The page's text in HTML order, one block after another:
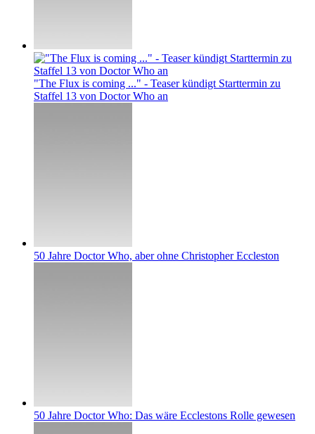
"The Flux is coming ..." - Teaser kündigt Starttermin zu
Staffel 13 von Doctor Who an
50 Jahre Doctor Who, aber ohne Christopher Eccleston
50 Jahre Doctor Who: Das wäre Ecclestons Rolle gewesen